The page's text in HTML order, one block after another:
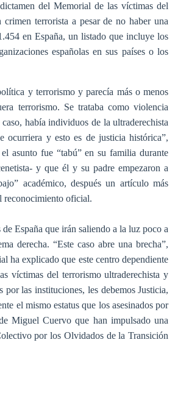
del Memorial de las víctimas del
terrorista a pesar de no haber una
en España, un listado que incluye los
españolas en sus países o los
y terrorismo y parecía más o menos
terrorismo. Se trataba como violencia
había individuos de la ultraderechista
ocurriera y esto es de justicia histórica”,
asunto fue “tabú” en su familia durante
y que él y su padre empezaron a
académico, después un artículo más
reconocimiento oficial.
España que irán saliendo a la luz poco a
derecha. “Este caso abre una brecha”,
ha explicado que este centro dependiente
víctimas del terrorismo ultraderechista y
las instituciones, les debemos Justicia,
el mismo estatus que los asesinados por
Miguel Cuervo que han impulsado una
por los Olvidados de la Transición